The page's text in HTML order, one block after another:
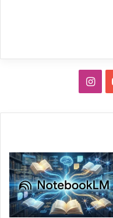
‫YouTubeانستقرام